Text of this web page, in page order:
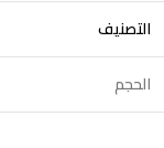
التصنيف
الحجم